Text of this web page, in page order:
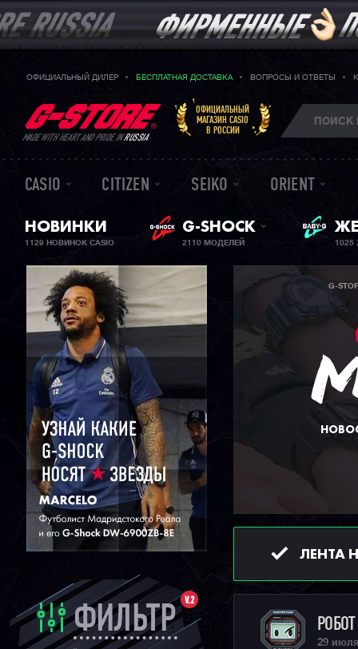
ОФИЦИАЛЬНЫЙ ДИЛЕР БЕСПЛАТНАЯ ДОСТАВКА ВОПРОСЫ И ОТВЕТЫ
MADE WITH HEART AND PRIDE INRUSSIA
ОФИЦИАЛЬНЫЙ
МАГАЗИН CASIO
В РОССИИ
CASIO CITIZEN SEIKO ORIENT
НОВИНКИ
1129 НОВИНОК CASIO
G-SHOCK
2110 МОДЕЛЕЙ
V.2
ФИЛЬТР
G-
ЛЕНТА
29